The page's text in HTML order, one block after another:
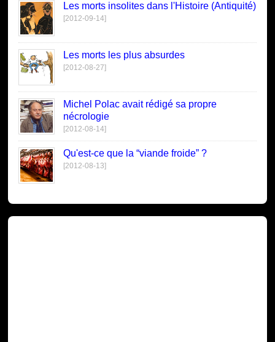
Les morts insolites dans l'Histoire (Antiquité)
[2012-09-14]
Les morts les plus absurdes
[2012-08-27]
Michel Polac avait rédigé sa propre
nécrologie
[2012-08-14]
Qu'est-ce que la “viande froide” ?
[2012-08-13]